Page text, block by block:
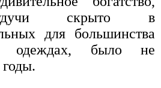
скрыто в
для большинства
одеждах, было не